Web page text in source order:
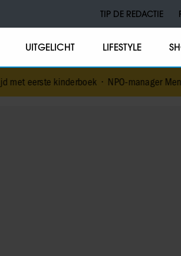
TIP DE REDACTIE
UITGELICHT LIFESTYLE
•NPO-manager Menno de Boer